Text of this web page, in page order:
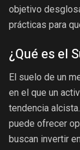
objetivo
prácticas para
¿Qué es el
El suelo de un
en el que un
tendencia
puede ofrecer
buscan invertir